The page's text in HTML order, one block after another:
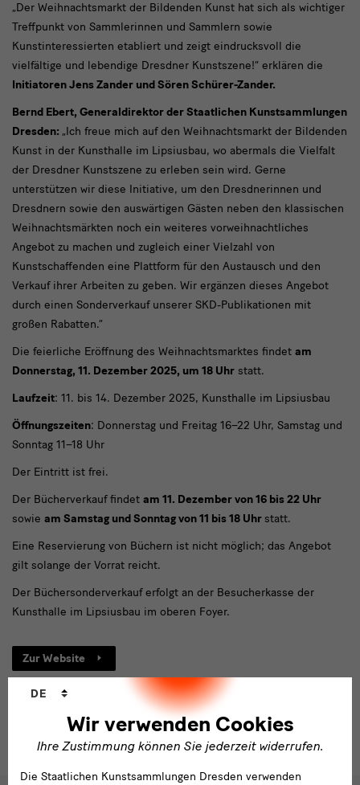
„Der Weihnachtsmarkt der Bildenden Kunst hat sich als wichtiger
Treffpunkt von Sammlerinnen und Sammlern sowie
Kunstinteressierten etabliert und zeigt eindrucksvoll die
vielfältige und lebendige Dresdner Kunstszene!“ erklären die
Initiatoren Jens Zander und Sören Schürer-Zander.
Bernd Ebert, Generaldirektor der Staatlichen Kunstsammlungen
Dresden: „Ich freue mich auf den Weihnachtsmarkt der Bildenden
Kunst in der Kunsthalle im Lipsiusbau, wo abermals die Vielfalt
der Dresdner Kunstszene zu erleben sein wird. Gerne
unterstützen wir diese Initiative, um den Dresdnerinnen und
Dresdnern sowie den auswärtigen Gästen neben den klassischen
Weihnachtsmärkten noch ein weiteres vorweihnachtliches
Angebot zu machen und zugleich einer Vielzahl von
Kunstschaffenden eine Plattform für den Austausch und den
Verkauf ihrer Arbeiten zu geben. Wir ergänzen dieses Angebot
durch einen Sonderverkauf unserer SKD-Publikationen mit
großen Rabatten.“
Die feierliche Eröffnung des Weihnachtsmarktes findet am
Donnerstag, 11. Dezember 2025, um 18 Uhr statt.
Laufzeit: 11. bis 14. Dezember 2025, Kunsthalle im Lipsiusbau
Öffnungszeiten: Donnerstag und Freitag 16–22 Uhr, Samstag und
Sonntag 11–18 Uhr
Der Eintritt ist frei.
Der Bücherverkauf findet am 11. Dezember von 16 bis 22 Uhr
sowie am Samstag und Sonntag von 11 bis 18 Uhrstatt.
Eine Reservierung von Büchern ist nicht möglich; das Angebot
gilt solange der Vorrat reicht.
Der Büchersonderverkauf erfolgt an der Besucherkasse der
Kunsthalle im Lipsiusbau im oberen Foyer.
Zur Website
Wir verwenden Cookies
Ihre Zustimmung können Sie jederzeit widerrufen.
DE
Die Staatlichen Kunstsammlungen Dresden verwenden